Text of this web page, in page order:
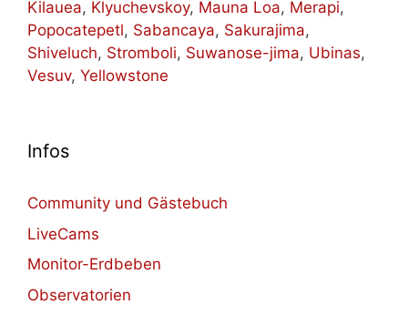
Kilauea, Klyuchevskoy, Mauna Loa, Merapi,
Popocatepetl, Sabancaya, Sakurajima,
Shiveluch, Stromboli, Suwanose-jima, Ubinas,
Vesuv, Yellowstone
Infos
Community und Gästebuch
LiveCams
Monitor-Erdbeben
Observatorien